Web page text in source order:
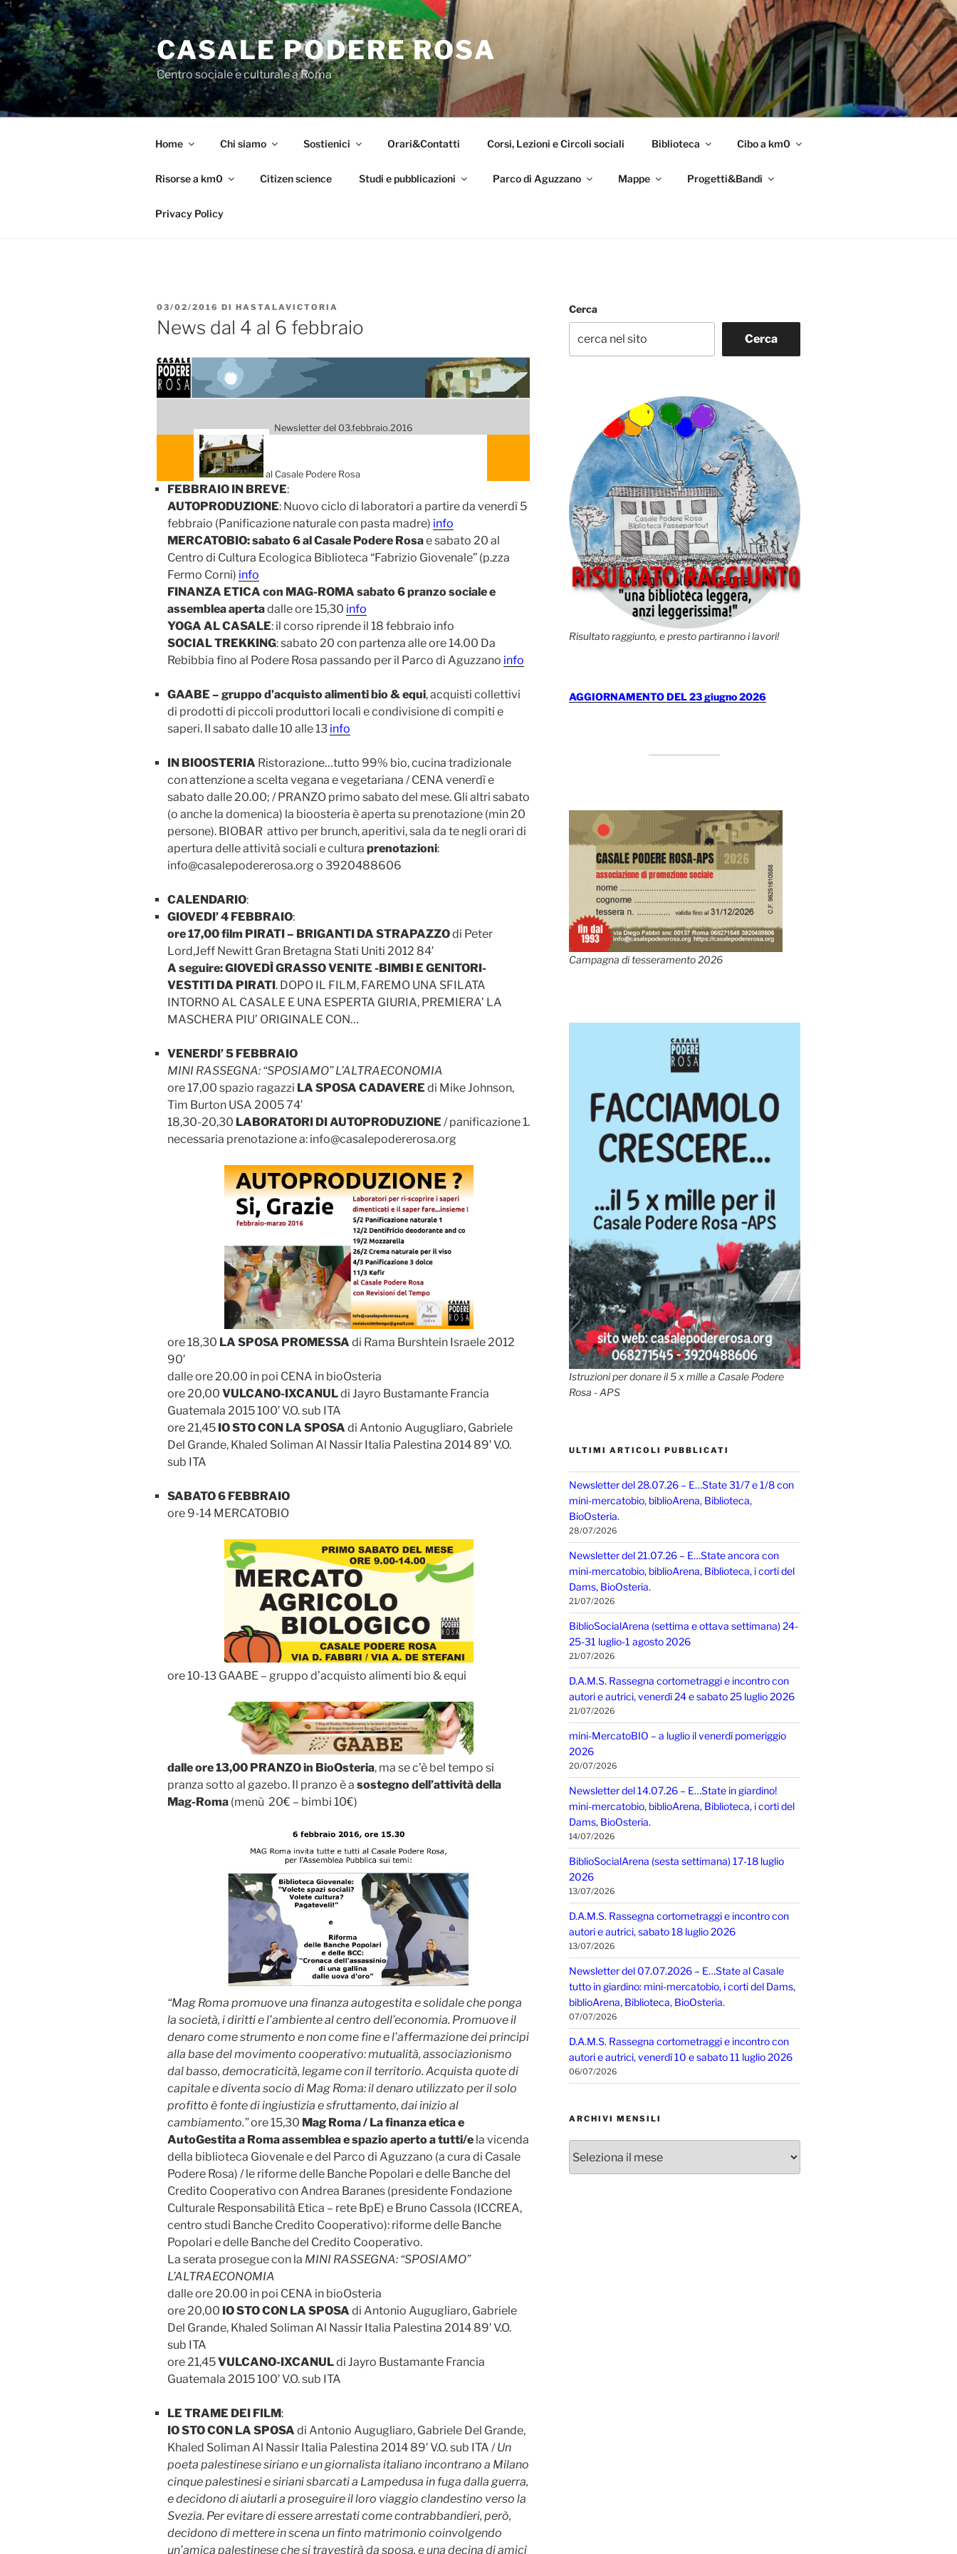
Salta
al
contenuto
CASALE PODERE ROSA
Centro sociale e culturale a Roma
Home Chi siamo Sostienici Orari&Contatti Corsi, Lezioni e Circoli sociali Biblioteca Cibo a km0
Risorse a km0 Citizen science Studi e pubblicazioni Parco di Aguzzano Mappe Progetti&Bandi
Privacy Policy
PUBBLICATO
IL
03/02/2016 DI HASTALAVICTORIA
News dal 4 al 6 febbraio
Newsletter del 03.febbraio.2016
al Casale Podere Rosa
FEBBRAIO IN BREVE:
AUTOPRODUZIONE: Nuovo ciclo di laboratori a partire da venerdì 5
febbraio (Panificazione naturale con pasta madre) info
MERCATOBIO: sabato 6 al Casale Podere Rosae sabato 20 al
Centro di Cultura Ecologica Biblioteca “Fabrizio Giovenale” (p.zza
Fermo Corni) info
FINANZA ETICA con MAG-ROMA sabato 6 pranzo sociale e
assemblea apertadalle ore 15,30 info
YOGA AL CASALE: il corso riprende il 18 febbraio info
SOCIAL TREKKING: sabato 20 con partenza alle ore 14.00 Da
Rebibbia fino al Podere Rosa passando per il Parco di Aguzzano info
GAABE – gruppo d’acquisto alimenti bio & equi, acquisti collettivi
di prodotti di piccoli produttori locali e condivisione di compiti e
saperi. Il sabato dalle 10 alle 13 info
IN BIOOSTERIA Ristorazione…tutto 99% bio, cucina tradizionale
con attenzione a scelta vegana e vegetariana / CENA venerdì e
sabato dalle 20.00; / PRANZO primo sabato del mese. Gli altri sabato
(o anche la domenica) la bioosteria è aperta su prenotazione (min 20
persone). BIOBAR attivo per brunch, aperitivi, sala da te negli orari di
apertura delle attività sociali e cultura prenotazioni:
info@casalepodererosa.org o 3920488606
CALENDARIO:
GIOVEDI’ 4 FEBBRAIO:
ore 17,00 film PIRATI – BRIGANTI DA STRAPAZZOdi Peter
Lord,Jeff Newitt Gran Bretagna Stati Uniti 2012 84′
A seguire: GIOVEDÌ GRASSO VENITE -BIMBI E GENITORI-
VESTITI DA PIRATI. DOPO IL FILM, FAREMO UNA SFILATA
INTORNO AL CASALE E UNA ESPERTA GIURIA, PREMIERA’ LA
MASCHERA PIU’ ORIGINALE CON…
VENERDI’ 5 FEBBRAIO
MINI RASSEGNA: “SPOSIAMO” L’ALTRAECONOMIA
ore 17,00 spazio ragazzi LA SPOSA CADAVERE di Mike Johnson,
Tim Burton USA 2005 74′
18,30-20,30 LABORATORI DI AUTOPRODUZIONE / panificazione 1.
necessaria prenotazione a: info@casalepodererosa.org
ore 18,30 LA SPOSA PROMESSA di Rama Burshtein Israele 2012
90′
dalle ore 20.00 in poi CENA in bioOsteria
ore 20,00 VULCANO-IXCANULdi Jayro Bustamante Francia
Guatemala 2015 100′ V.O. sub ITA
ore 21,45 IO STO CON LA SPOSA di Antonio Augugliaro, Gabriele
Del Grande, Khaled Soliman Al Nassir Italia Palestina 2014 89′ V.O.
sub ITA
SABATO 6 FEBBRAIO
ore 9-14 MERCATOBIO
ore 10-13 GAABE – gruppo d’acquisto alimenti bio & equi
dalle ore 13,00 PRANZO in BioOsteria, ma se c’è bel tempo si
pranza sotto al gazebo. Il pranzo è a sostegno dell’attività della
Mag-Roma (menù 20€ – bimbi 10€)
“Mag Roma promuove una finanza autogestita e solidale che ponga
la società, i diritti e l’ambiente al centro dell’economia. Promuove il
denaro come strumento e non come fine e l’affermazione dei principi
alla base del movimento cooperativo: mutualità, associazionismo
dal basso, democraticità, legame con il territorio. Acquista quote di
capitale e diventa socio di Mag Roma: il denaro utilizzato per il solo
profitto è fonte di ingiustizia e sfruttamento, dai inizio al
cambiamento.”ore 15,30 Mag Roma / La finanza etica e
AutoGestita a Roma assemblea e spazio aperto a tutti/e la vicenda
della biblioteca Giovenale e del Parco di Aguzzano (a cura di Casale
Podere Rosa) / le riforme delle Banche Popolari e delle Banche del
Credito Cooperativo con Andrea Baranes (presidente Fondazione
Culturale Responsabilità Etica – rete BpE) e Bruno Cassola (ICCREA,
centro studi Banche Credito Cooperativo): riforme delle Banche
Popolari e delle Banche del Credito Cooperativo.
La serata prosegue con la MINI RASSEGNA: “SPOSIAMO”
L’ALTRAECONOMIA
dalle ore 20.00 in poi CENA in bioOsteria
ore 20,00 IO STO CON LA SPOSA di Antonio Augugliaro, Gabriele
Del Grande, Khaled Soliman Al Nassir Italia Palestina 2014 89′ V.O.
sub ITA
ore 21,45VULCANO-IXCANULdi Jayro Bustamante Francia
Guatemala 2015 100′ V.O. sub ITA
LE TRAME DEI FILM:
IO STO CON LA SPOSA di Antonio Augugliaro, Gabriele Del Grande,
Khaled Soliman Al Nassir Italia Palestina 2014 89′ V.O. sub ITA /Un
poeta palestinese siriano e un giornalista italiano incontrano a Milano
cinque palestinesi e siriani sbarcati a Lampedusa in fuga dalla guerra,
e decidono di aiutarli a proseguire il loro viaggio clandestino verso la
Svezia. Per evitare di essere arrestati come contrabbandieri, però,
decidono di mettere in scena un finto matrimonio coinvolgendo
un’amica palestinese che si travestirà da sposa, e una decina di amici
Cerca
Cerca
Risultato raggiunto, e presto partiranno i lavori!
AGGIORNAMENTO DEL 23 giugno 2026
Campagna di tesseramento 2026
Istruzioni per donare il 5 x mille a Casale Podere
Rosa - APS
ULTIMI ARTICOLI PUBBLICATI
Newsletter del 28.07.26 – E…State 31/7 e 1/8 con
mini-mercatobio, biblioArena, Biblioteca,
BioOsteria.
28/07/2026
Newsletter del 21.07.26 – E…State ancora con
mini-mercatobio, biblioArena, Biblioteca, i corti del
Dams, BioOsteria.
21/07/2026
BiblioSocialArena (settima e ottava settimana) 24-
25-31 luglio-1 agosto 2026
21/07/2026
D.A.M.S. Rassegna cortometraggi e incontro con
autori e autrici, venerdì 24 e sabato 25 luglio 2026
21/07/2026
mini-MercatoBIO – a luglio il venerdì pomeriggio
2026
20/07/2026
Newsletter del 14.07.26 – E…State in giardino!
mini-mercatobio, biblioArena, Biblioteca, i corti del
Dams, BioOsteria.
14/07/2026
BiblioSocialArena (sesta settimana) 17-18 luglio
2026
13/07/2026
D.A.M.S. Rassegna cortometraggi e incontro con
autori e autrici, sabato 18 luglio 2026
13/07/2026
Newsletter del 07.07.2026 – E…State al Casale
tutto in giardino: mini-mercatobio, i corti del Dams,
biblioArena, Biblioteca, BioOsteria.
07/07/2026
D.A.M.S. Rassegna cortometraggi e incontro con
autori e autrici, venerdì 10 e sabato 11 luglio 2026
06/07/2026
ARCHIVI MENSILI
mensili